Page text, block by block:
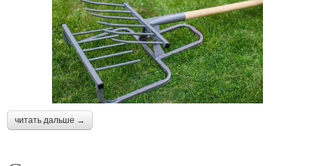
читать дальше →